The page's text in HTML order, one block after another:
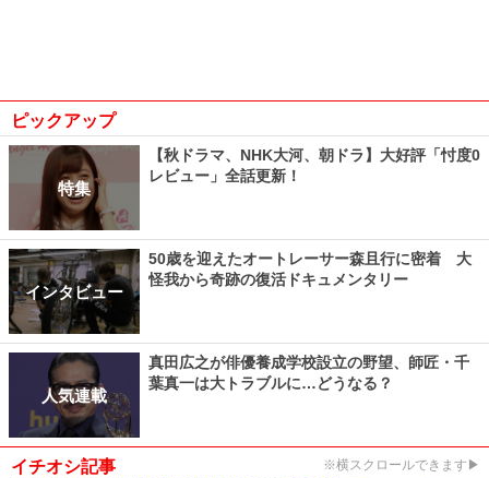
ピックアップ
特集
【秋ドラマ、NHK大河、朝ドラ】大好評「忖度0
レビュー」全話更新！
インタビュー
50歳を迎えたオートレーサー森且行に密着 大
怪我から奇跡の復活ドキュメンタリー
人気連載
真田広之が俳優養成学校設立の野望、師匠・千
葉真一は大トラブルに…どうなる？
イチオシ記事 ※横スクロールできます▶